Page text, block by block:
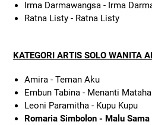
Irma Darmawangsa - Irma
Ratna Listy - Ratna Listy
KATEGORI ARTIS SOLO WANITA
Amira - Teman Aku
Embun Tabina - Menanti
Leoni Paramitha - Kupu Kupu
Romaria Simbolon - Malu